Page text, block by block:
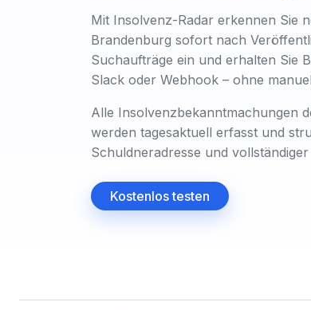
Mit Insolvenz-Radar erkennen Sie
Brandenburg sofort nach
Suchaufträge ein und erhalten Sie
Slack oder Webhook – ohne
Alle Insolvenzbekanntmachungen
werden tagesaktuell erfasst und
Schuldneradresse und
Kostenlos testen